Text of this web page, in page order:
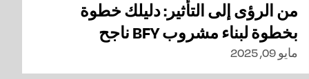
من الرؤى إلى التأثير: دليلك خطوة
بخطوة لبناء مشروب BFY ناجح
مايو 09, 2025